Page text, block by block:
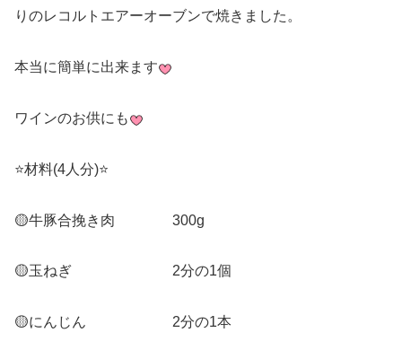
りのレコルトエアーオーブンで焼きました。
本当に簡単に出来ます
ワインのお供にも
⭐️材料(4人分)⭐️
🟡牛豚合挽き肉 300g
🟡玉ねぎ 2分の1個
🟡にんじん 2分の1本